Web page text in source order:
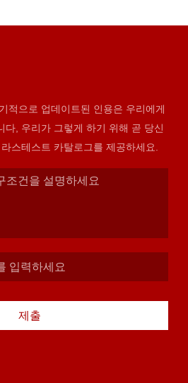
적으로 업데이트된 인용은 우리에게
다, 우리가 그렇게 하기 위해 곧 당신
것입니다 가장 라스테스트 카탈로그를 제공하세요.
제출